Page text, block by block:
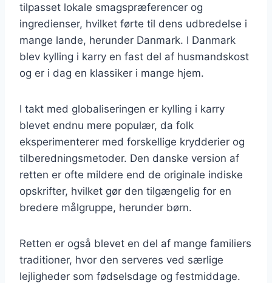
tilpasset lokale smagspræferencer og
ingredienser, hvilket førte til dens udbredelse i
mange lande, herunder Danmark. I Danmark
blev kylling i karry en fast del af husmandskost
og er i dag en klassiker i mange hjem.
I takt med globaliseringen er kylling i karry
blevet endnu mere populær, da folk
eksperimenterer med forskellige krydderier og
tilberedningsmetoder. Den danske version af
retten er ofte mildere end de originale indiske
opskrifter, hvilket gør den tilgængelig for en
bredere målgruppe, herunder børn.
Retten er også blevet en del af mange familiers
traditioner, hvor den serveres ved særlige
lejligheder som fødselsdage og festmiddage.